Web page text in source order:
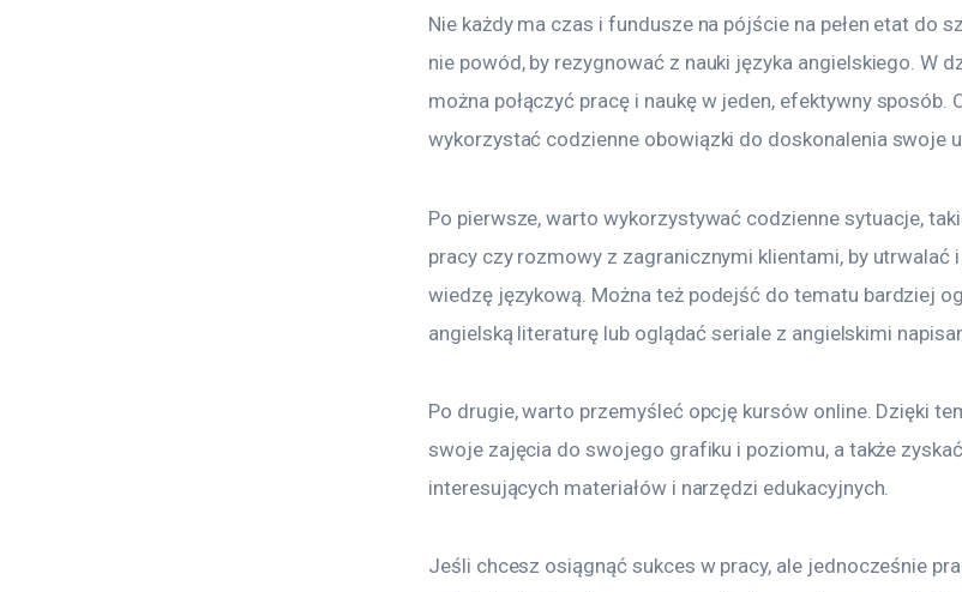
Nie każdy ma czas i fundusze na pójście na pełen etat do
nie powód, by rezygnować z nauki języka angielskiego. W
można połączyć pracę i naukę w jeden, efektywny sposób.
wykorzystać codzienne obowiązki do doskonalenia swoje
Po pierwsze, warto wykorzystywać codzienne sytuacje,
pracy czy rozmowy z zagranicznymi klientami, by utrwalać
wiedzę językową. Można też podejść do tematu bardziej
angielską literaturę lub oglądać seriale z angielskimi
Po drugie, warto przemyśleć opcję kursów online. Dzięki
swoje zajęcia do swojego grafiku i poziomu, a także
interesujących materiałów i narzędzi edukacyjnych.
Jeśli chcesz osiągnąć sukces w pracy, ale jednocześnie